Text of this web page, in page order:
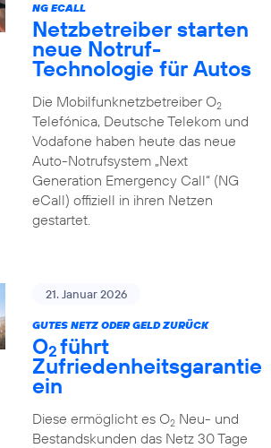
NG ECALL
Netzbetreiber starten
neue Notruf-
Technologie für Autos
Die Mobilfunknetzbetreiber O2
Telefónica, Deutsche Telekom und
Vodafone haben heute das neue
Auto-Notrufsystem „Next
Generation Emergency Call“ (NG
eCall) offiziell in ihren Netzen
gestartet.
21. Januar 2026
GUTES NETZ ODER GELD ZURÜCK
O2führt
Zufriedenheitsgarantie
ein
Diese ermöglicht es O2Neu- und
Bestandskunden das Netz 30 Tage